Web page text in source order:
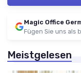
Magic Office
Fügen Sie uns als
Meistgelesen